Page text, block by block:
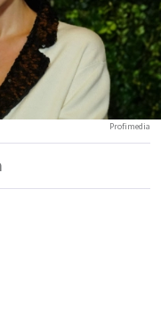
Profimedia